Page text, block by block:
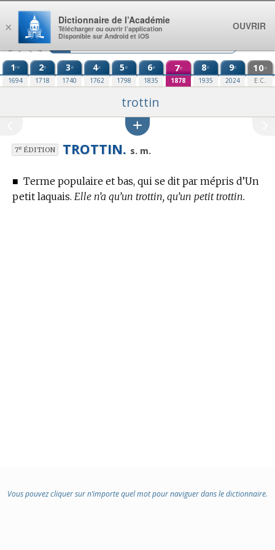
Aller au contenu
1re
1694
2e
1718
3e
1740
4e
1762
5e
1798
6e
1835
7e
1878
8e
1935
9e
2024
10e
E.C.
trottin
7eÉDITION TROTTIN. s. m.
■ Terme populaire et bas, qui se dit par mépris d’Un
petit laquais. Elle n’a qu’un trottin, qu’un petit trottin.
Vous pouvez cliquer sur n’importe quel mot pour naviguer dans le dictionnaire.
×
Dictionnaire de l’Académie
Télécharger ou ouvrir l’application
Disponible sur Android et iOS
OUVRIR